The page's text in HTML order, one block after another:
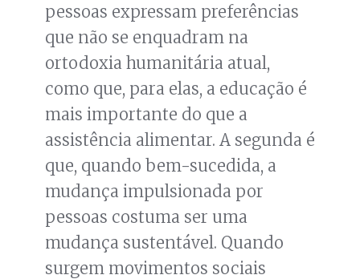
pessoas expressam preferências
que não se enquadram na
ortodoxia humanitária atual,
como que, para elas, a educação é
mais importante do que a
assistência alimentar. A segunda é
que, quando bem-sucedida, a
mudança impulsionada por
pessoas costuma ser uma
mudança sustentável. Quando
surgem movimentos sociais